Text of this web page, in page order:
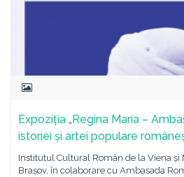
Expoziția „Regina Maria –
istoriei și artei populare
Institutul Cultural Român de la Viena și
Brașov, în colaborare cu Ambasada